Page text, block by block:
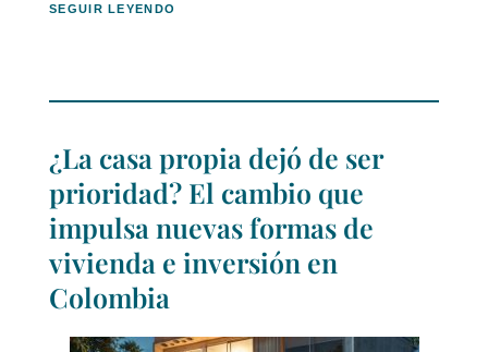
SEGUIR LEYENDO
¿La casa propia dejó de ser
prioridad? El cambio que
impulsa nuevas formas de
vivienda e inversión en
Colombia